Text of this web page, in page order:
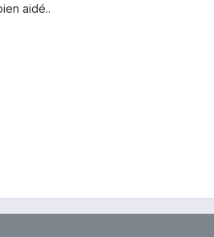
aidé..